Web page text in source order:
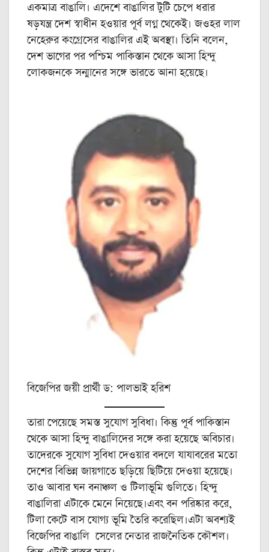
একমাত্র বাঙালি। এদেশে বাঙালির টুটি চেপে ধরার
ষড়যন্ত্র দেশ স্বাধীন হওয়ার পূর্ব লগ্ন থেকেই। জওহর লাল
নেহেরুর কংগ্রেসের বাঙালির এই অবস্থা। তিনি বলেন,
দেশ ভাগের পর পশ্চিম পাকিস্তান থেকে আসা হিন্দু
লোকজনকে সন্মানের সঙ্গে ভারতে আনা হয়েছে।
বিজেপির জয়ী প্রার্থী ড: পালভাই হরিশ
তারা পেয়েছে সমস্ত সুযোগ সুবিধা। কিন্তু পূর্ব পাকিস্তান
থেকে আসা হিন্দু বাঙালিদের সঙ্গে করা হয়েছে অবিচার।
তাদেরকে সুযোগ সুবিধা দেওয়ার বদলে যাযাবরের মতো
দেশের বিভিন্ন জায়গাতে ছড়িয়ে ছিটিয়ে দেওয়া হয়েছে।
তাও আবার ঘন বনাঞ্চল ও টিলাভূমি গুলিতে। হিন্দু
বাঙালিরা এটাকে মেনে নিয়েছে।এবং বন পরিষ্কার করে,
টিলা কেটে বাস যোগ্য ভূমি তৈরি করেছিল।এটা অবশ্যই
বিজেপির বাঙালি সেলের নেতার রাজনৈতিক কৌশল।